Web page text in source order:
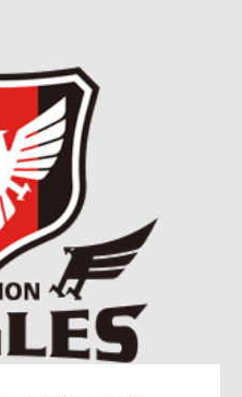
パナソニック ワイルドナイツ